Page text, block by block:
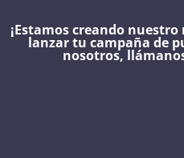
¡Estamos creando
lanzar tu campaña de
nosotros,